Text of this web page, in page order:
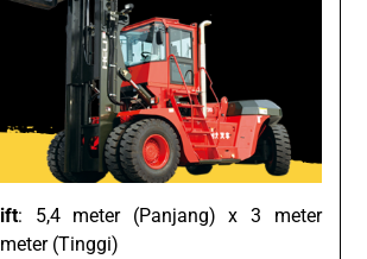
: 5,4 meter (Panjang) x 3 meter
(Tinggi)